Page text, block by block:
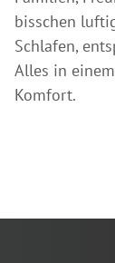
bisschen
Schlafen,
Alles in
Komfort.